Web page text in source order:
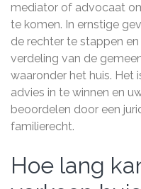
mediator of advocaat
te komen. In ernstige
de rechter te stappen
verdeling van de
waaronder het huis. Het
advies in te winnen en
beoordelen door een
familierecht.
Hoe lang